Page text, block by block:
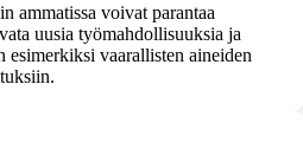
ammatissa voivat parantaa
uusia työmahdollisuuksia ja
esimerkiksi vaarallisten aineiden